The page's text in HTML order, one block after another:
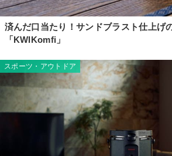
済んだ口当たり！サンドブラスト仕上げ
「KWIKomfi」
スポーツ・アウトドア